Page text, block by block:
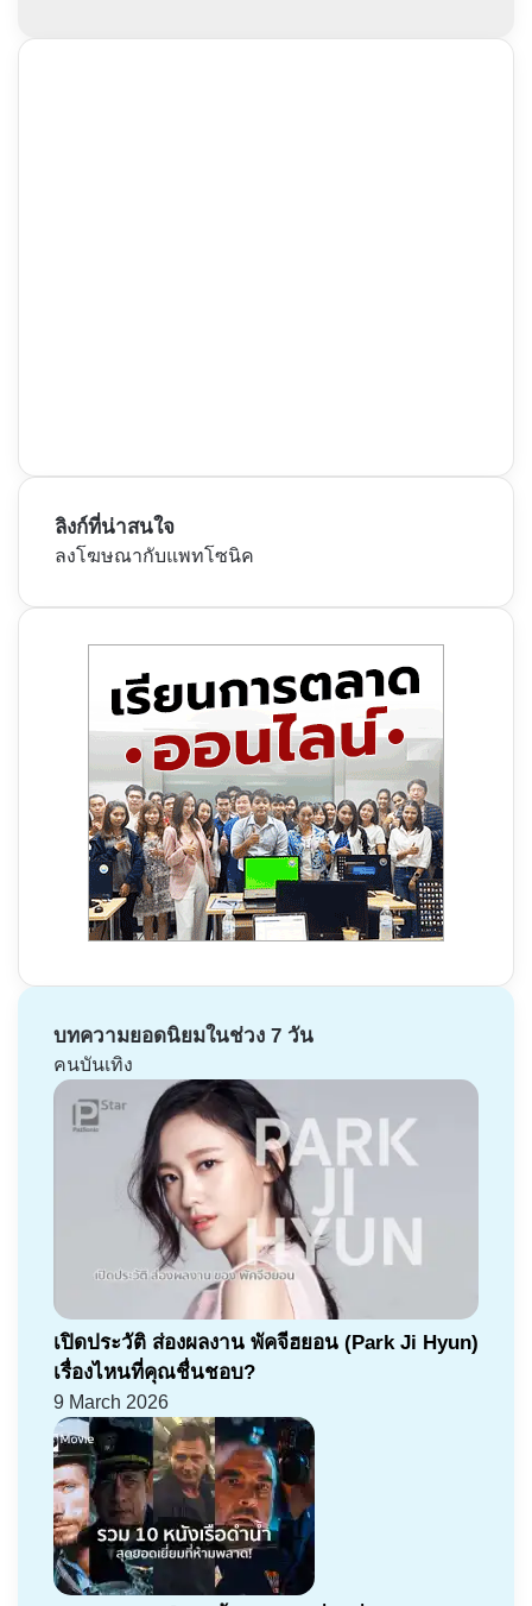
ลิงก์ที่น่าสนใจ
ลงโฆษณากับแพทโซนิค
บทความยอดนิยมในช่วง 7 วัน
คนบันเทิง
เปิดประวัติ ส่องผลงาน พัคจีฮยอน (Park Ji Hyun)
เรื่องไหนที่คุณชื่นชอบ?
9 March 2026